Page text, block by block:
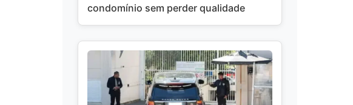
condomínio sem perder qualidade